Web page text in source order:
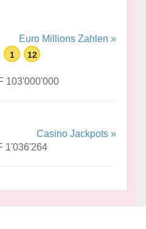
Euro Millions Zahlen »
1 12
103'000'000
Casino Jackpots »
1'036'264